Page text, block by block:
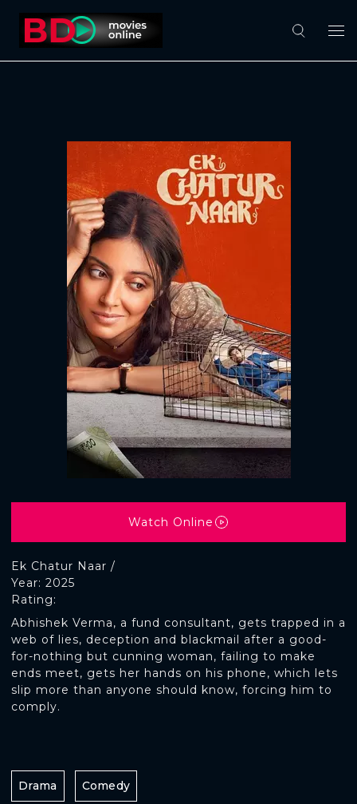
Ek Chatur Naar /
Rating:
Year: 2025
Abhishek Verma, a fund consultant, gets trapped in a
web of lies, deception and blackmail after a good-
for-nothing but cunning woman, failing to make
ends meet, gets her hands on his phone, which lets
slip more than anyone should know, forcing him to
comply.
Watch Online
Drama Comedy